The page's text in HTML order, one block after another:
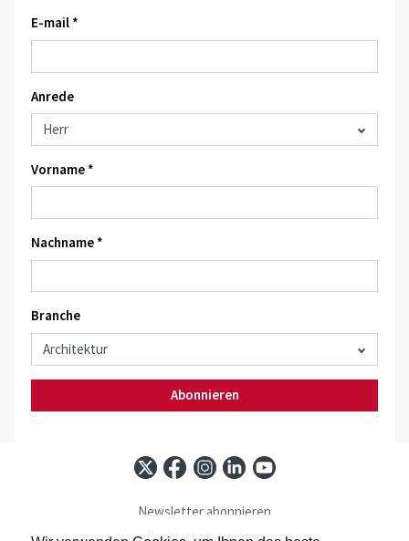
E-mail *
Anrede
Vorname *
Nachname *
Branche
Abonnieren
Newsletter abonnieren
Baublatt abonnieren